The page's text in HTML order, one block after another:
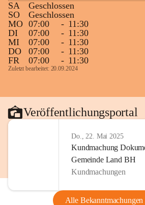
SA
Geschlossen
SO
Geschlossen
MO 07:00 - 11:30
DI
07:00 - 11:30
MI
07:00 - 11:30
DO
07:00 - 11:30
FR
07:00 - 11:30
Zuletzt bearbeitet: 20.09.2024
Veröffentlichungsportal
Do., 22. Mai 2025
Kundmachung
Gemeinde Land BH
Kundmachungen
Alle Bekanntmachungen